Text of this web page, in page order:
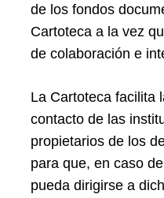
de los fondos
Cartoteca a la vez
de colaboración e
La Cartoteca facilita
contacto de las
propietarios de los
para que, en caso
pueda dirigirse a